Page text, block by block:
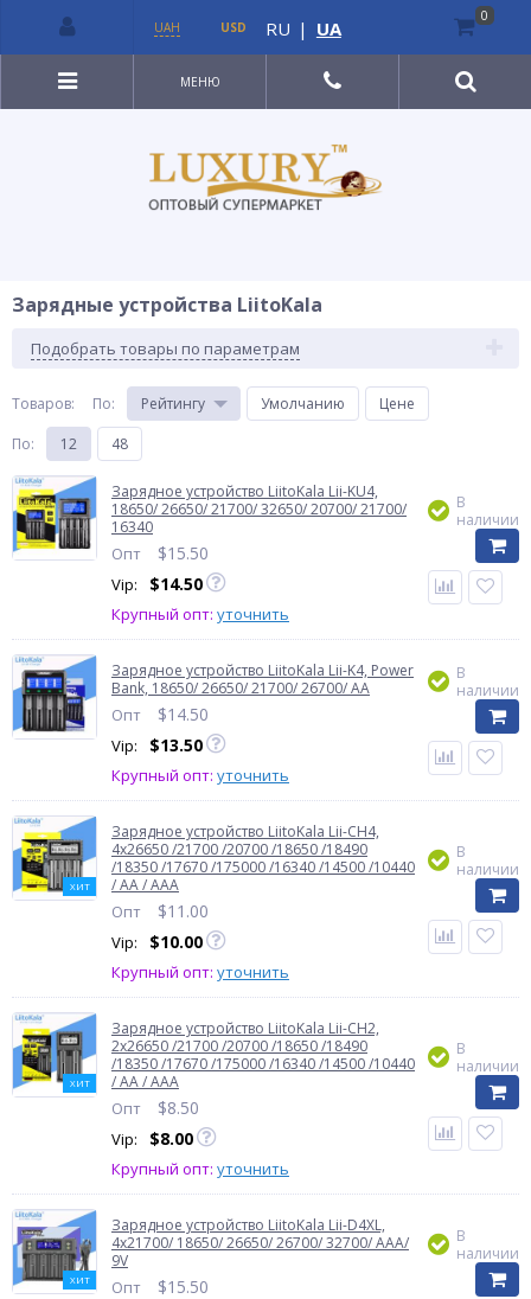
МЕНЮ
Зарядные устройства LiitoKala
Подобрать товары по параметрам
Товаров: По: Рейтингу Умолчанию
Цене
По: 12 48
Зарядное устройство LiitoKala Lii-KU4,
18650/ 26650/ 21700/ 32650/ 20700/ 21700/
16340
Опт $15.50
Vip: $14.50
Крупный опт: уточнить
В
наличии
Зарядное устройство LiitoKala Lii-K4, Power
Bank, 18650/ 26650/ 21700/ 26700/ AA
Опт $14.50
Vip: $13.50
Крупный опт: уточнить
В
наличии
ХИТ
Зарядное устройство LiitoKala Lii-CH4,
4x26650 /21700 /20700 /18650 /18490
/18350 /17670 /175000 /16340 /14500 /10440
/ AA / AAA
Опт $11.00
Vip: $10.00
Крупный опт: уточнить
В
наличии
ХИТ
Зарядное устройство LiitoKala Lii-CH2,
2x26650 /21700 /20700 /18650 /18490
/18350 /17670 /175000 /16340 /14500 /10440
/ AA / AAA
Опт $8.50
Vip: $8.00
Крупный опт: уточнить
В
наличии
ХИТ
Зарядное устройство LiitoKala Lii-D4XL,
4x21700/ 18650/ 26650/ 26700/ 32700/ AAA/
9V
Опт $15.50
В
наличии
UAH USD RU | UA
0